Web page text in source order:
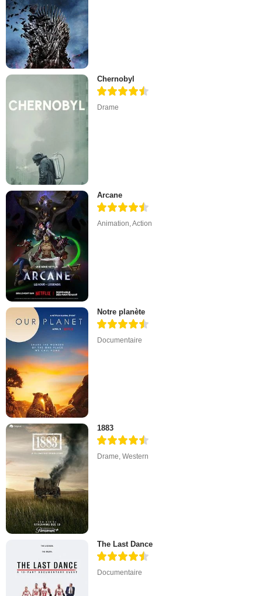
Chernobyl
Drame
Arcane
Animation,Action
Notre planète
Documentaire
1883
Drame,Western
The Last Dance
Documentaire